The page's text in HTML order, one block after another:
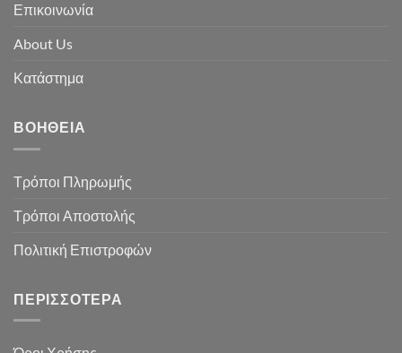
Επικοινωνία
About Us
Κατάστημα
ΒΟΉΘΕΙΑ
Τρόποι Πληρωμής
Τρόποι Αποστολής
Πολιτική Επιστροφών
ΠΕΡΙΣΣΌΤΕΡΑ